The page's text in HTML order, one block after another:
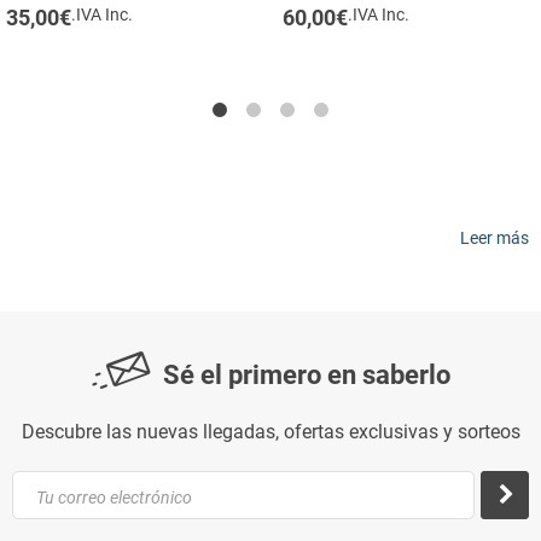
out of 5
35,00€.IVA Inc.
out of 5
60,00€.IVA Inc.
Leer más
Sé el primero en saberlo
Descubre las nuevas llegadas, ofertas exclusivas y sorteos
Tu correo electrónico